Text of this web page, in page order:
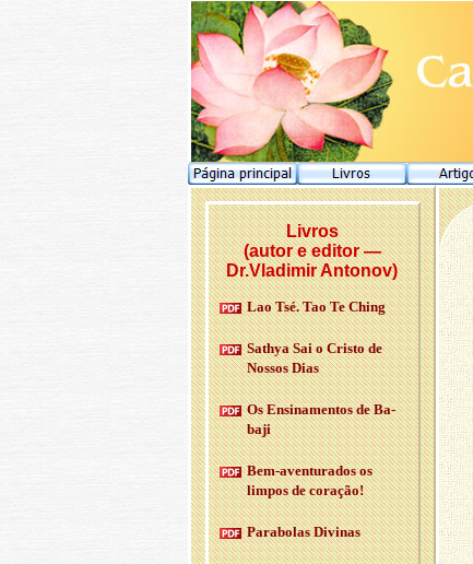
Livros
(autor e editor —
Dr.Vladimir Antonov)
Lao Tsé. Tao Te Ching
Sathya Sai o Cristo de
Nossos Dias
Os En­si­na­mentos de Ba­
baji
Bem-aven­tu­rados os
limpos de co­ração!
Pa­ra­bolas Di­vinas